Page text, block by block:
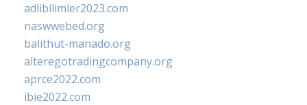
adlibilimler2023.com
naswwebed.org
balithut-manado.org
alteregotradingcompany.org
aprce2022.com
ibie2022.com